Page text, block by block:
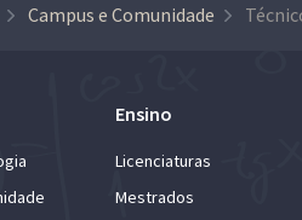
Campus e Comunidade
Ensino
Licenciaturas
Mestrados